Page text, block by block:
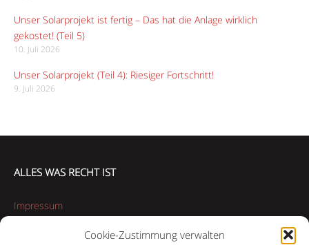
Cookie-Zustimmung verwalten
Unser Solarprojekt ist fertig – Das hat die Anlage wirklich
gekostet! (Teil 5)
10. Juli 2026
Unser Solarprojekt (Teil 4): Riesiger Fortschritt!
9. Juli 2026
ALLES WAS RECHT IST
Impressum
Datenschutzerklärung